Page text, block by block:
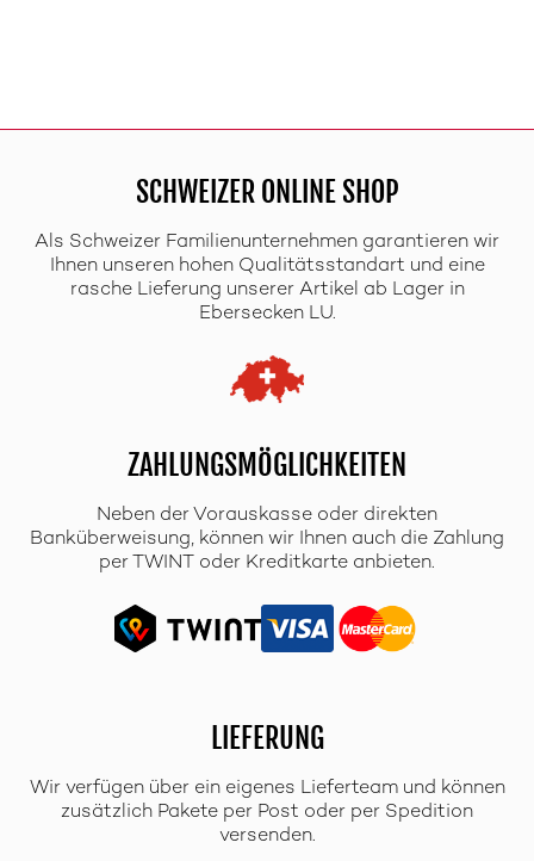
SCHWEIZER ONLINE SHOP
Als Schweizer Familienunternehmen garantieren wir
Ihnen unseren hohen Qualitätsstandart und eine
rasche Lieferung unserer Artikel ab Lager in
Ebersecken LU.
ZAHLUNGSMÖGLICHKEITEN
Neben der Vorauskasse oder direkten
Banküberweisung, können wir Ihnen auch die Zahlung
per TWINT oder Kreditkarte anbieten.
LIEFERUNG
Wir verfügen über ein eigenes Lieferteam und können
zusätzlich Pakete per Post oder per Spedition
versenden.